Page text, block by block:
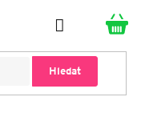
Hledat